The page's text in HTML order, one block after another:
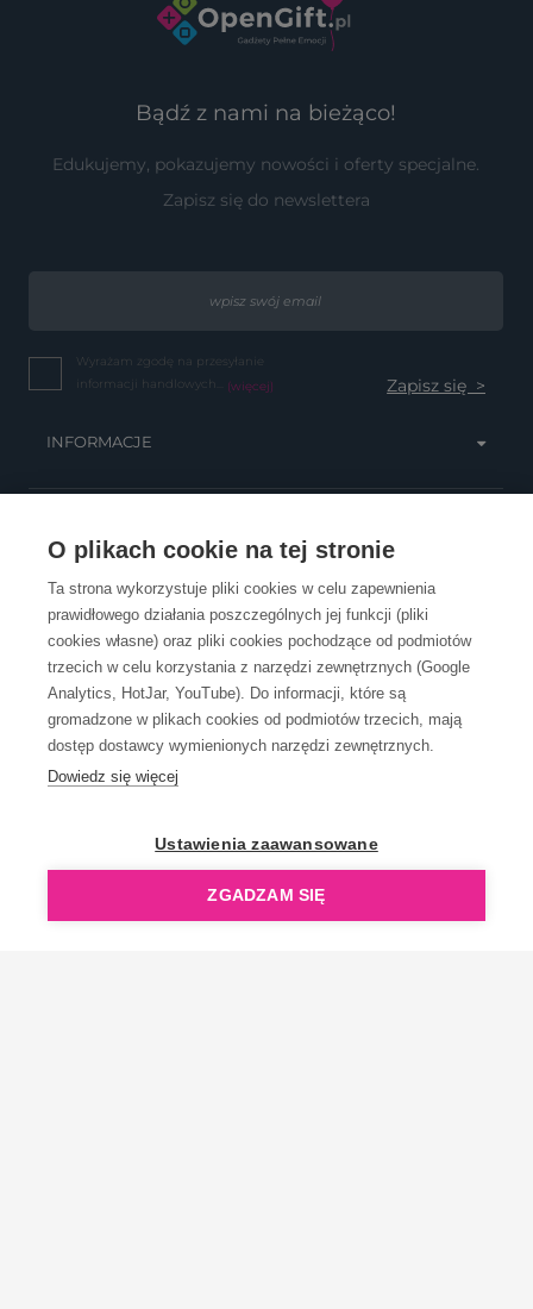
O plikach cookie na tej stronie
Ta strona wykorzystuje pliki cookies w celu zapewnienia
prawidłowego działania poszczególnych jej funkcji (pliki
cookies własne) oraz pliki cookies pochodzące od podmiotów
trzecich w celu korzystania z narzędzi zewnętrznych (Google
Analytics, HotJar, YouTube). Do informacji, które są
gromadzone w plikach cookies od podmiotów trzecich, mają
dostęp dostawcy wymienionych narzędzi zewnętrznych.
Dowiedz się więcej
Ustawienia zaawansowane
ZGADZAM SIĘ
Bądź z nami na bieżąco!
Edukujemy, pokazujemy nowości i oferty specjalne.
Zapisz się do newslettera
Wyrażam zgodę na przesyłanie
informacji handlowych... (więcej)
INFORMACJE
OBSŁUGA KLIENTA
KONTAKT
OpenGift jest częścią ReflectGroup.